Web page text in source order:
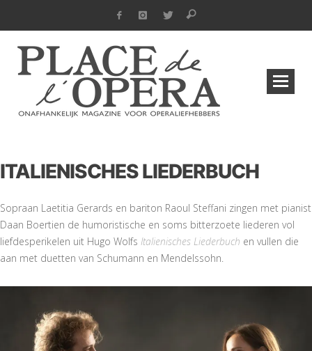
ITALIENISCHES LIEDERBUCH
Sopraan Laetitia Gerards en bariton Raoul Steffani zingen met pianist
Daan Boertien de humoristische en soms bitterzoete liederen vol
liefdesperikelen uit Hugo Wolfs Italienisches Liederbuch en vullen die
aan met duetten van Schumann en Mendelssohn.